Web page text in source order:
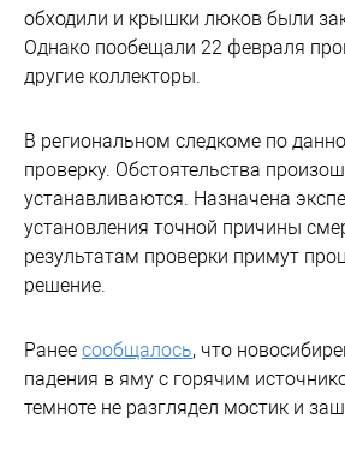
обходили и крышки люков были
Однако пообещали 22 февраля
другие коллекторы.
В региональном следкоме по
проверку. Обстоятельства
устанавливаются. Назначена
установления точной причины
результатам проверки примут
решение.
Ранее сообщалось, что
падения в яму с горячим
темноте не разглядел мостик и